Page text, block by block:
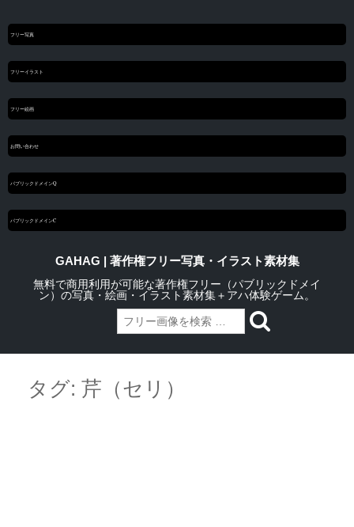
フリー写真
フリーイラスト
フリー絵画
お問い合わせ
パブリックドメインQ
パブリックドメインC
GAHAG | 著作権フリー写真・イラスト素材集
無料で商用利用が可能な著作権フリー（パブリックドメイ
ン）の写真・絵画・イラスト素材集＋アハ体験ゲーム。
contentタグ: 芹（セリ）